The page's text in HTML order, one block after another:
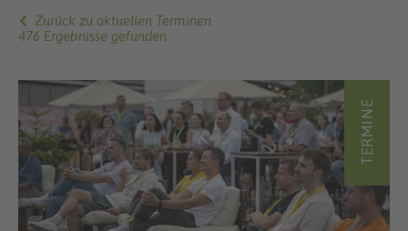
Zurück zu aktuellen Terminen
476 Ergebnisse gefunden
TERMINE